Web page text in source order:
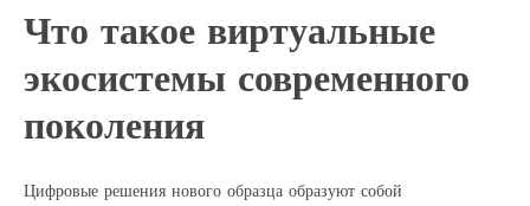
Что такое виртуальные
экосистемы современного
поколения
Цифровые решения нового образца образуют собой